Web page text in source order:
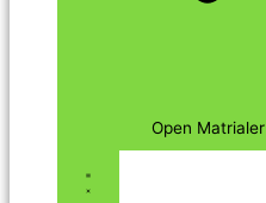
Open Matrialer